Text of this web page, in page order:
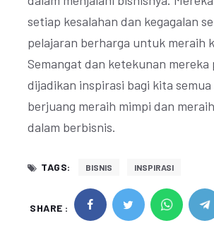
setiap kesalahan dan kegagalan
pelajaran berharga untuk meraih
Semangat dan ketekunan
dijadikan inspirasi bagi kita
berjuang meraih mimpi dan
dalam berbisnis.
TAGS: BISNIS INSPIRASI
SHARE :